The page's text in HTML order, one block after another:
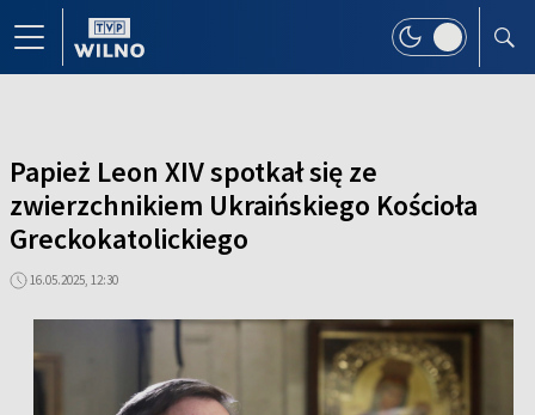
Papież Leon XIV spotkał się ze
zwierzchnikiem Ukraińskiego Kościoła
Greckokatolickiego
16.05.2025, 12:30